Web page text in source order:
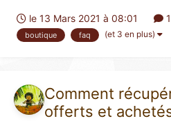
le 13 Mars 2021 à 08:01
boutique faq (et 3 en plus)
Comment
offerts et